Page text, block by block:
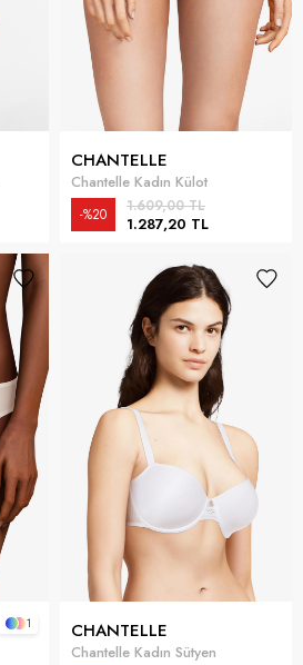
CHANTELLE
Chantelle Kadın Külot
1.287,20 TL
1.609,00 TL
%20
1 CHANTELLE
Chantelle Kadın Sütyen